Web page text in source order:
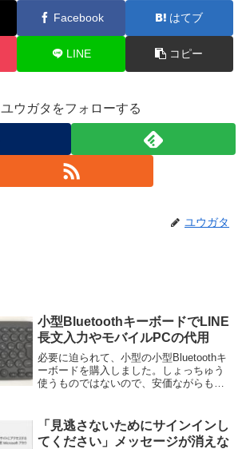
Facebook はてブ
LINE コピー
ユウガタをフォローする
ユウガタ
小型BluetoothキーボードでLINE
長文入力やモバイルPCの代用
必要に迫られて、小型の小型Bluetoothキ
ーボードを購入しました。しょっちゅう
使うものではないので、安価ながらも迷
購入したキーボード今回の用件は①価格
②登録機器数が...
「見逃さないためにサインインし
てください」メッセージが消えな